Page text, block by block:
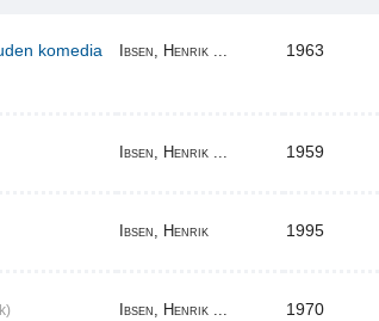
komedia
Ibsen, Henrik ... 1963
Ibsen, Henrik ... 1959
Ibsen, Henrik 1995
Ibsen, Henrik ... 1970